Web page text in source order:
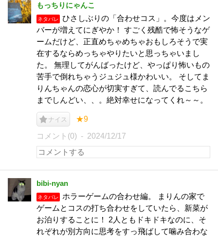
もっちりにゃんこ
ネタバレ
ひさしぶりの「合わせコス」。今度はメン
バーが増えてにぎやか！ すごく残酷で怖そうなゲ
ームだけど、正直めちゃめちゃおもしろそうで実
在するならめっちゃやりたいと思っちゃいまし
た。 無理してがんばったけど、やっぱり怖いもの
苦手で倒れちゃうジュジュ様かわいい。 そしてま
りんちゃんの恋心が切実すぎて、読んでるこちら
までしんどい、、。絶対幸せになってくれ～～。
ナイス ★9
コメント(0) 2024/12/17
bibi‐nyan
ネタバレ
ホラーゲームの合わせ編。 まりんの家で
ゲームとコスの打ち合わせをしていたら、新菜が
お泊りすることに！ 2人ともドキドキなのに、そ
れぞれが別方向に思考をすっ飛ばして噛み合わな